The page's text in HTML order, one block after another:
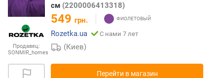
Продавец:
SONMIR_homes
см (2200006413318)
549 грн.
Rozetka.ua
С нами 7 лет
(Киев)
Перейти в магазин